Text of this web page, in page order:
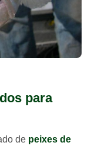
para
de peixes de